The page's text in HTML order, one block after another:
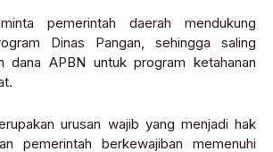
pemerintah daerah mendukung
Dinas Pangan, sehingga saling
dana APBN untuk program ketahanan
urusan wajib yang menjadi hak
pemerintah berkewajiban memenuhi